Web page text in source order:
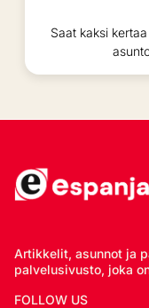
Saat kaksi
Artikkelit, asunnot ja
palvelusivusto, joka
FOLLOW US